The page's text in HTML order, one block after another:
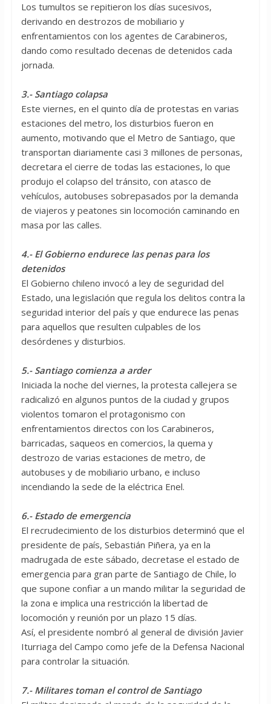
Los tumultos se repitieron los días sucesivos,
derivando en destrozos de mobiliario y
enfrentamientos con los agentes de Carabineros,
dando como resultado decenas de detenidos cada
jornada.
3.- Santiago colapsa
Este viernes, en el quinto día de protestas en varias
estaciones del metro, los disturbios fueron en
aumento, motivando que el Metro de Santiago, que
transportan diariamente casi 3 millones de personas,
decretara el cierre de todas las estaciones, lo que
produjo el colapso del tránsito, con atasco de
vehículos, autobuses sobrepasados por la demanda
de viajeros y peatones sin locomoción caminando en
masa por las calles.
4.- El Gobierno endurece las penas para los
detenidos
El Gobierno chileno invocó a ley de seguridad del
Estado, una legislación que regula los delitos contra la
seguridad interior del país y que endurece las penas
para aquellos que resulten culpables de los
desórdenes y disturbios.
5.- Santiago comienza a arder
Iniciada la noche del viernes, la protesta callejera se
radicalizó en algunos puntos de la ciudad y grupos
violentos tomaron el protagonismo con
enfrentamientos directos con los Carabineros,
barricadas, saqueos en comercios, la quema y
destrozo de varias estaciones de metro, de
autobuses y de mobiliario urbano, e incluso
incendiando la sede de la eléctrica Enel.
6.- Estado de emergencia
El recrudecimiento de los disturbios determinó que el
presidente de país, Sebastián Piñera, ya en la
madrugada de este sábado, decretase el estado de
emergencia para gran parte de Santiago de Chile, lo
que supone confiar a un mando militar la seguridad de
la zona e implica una restricción la libertad de
locomoción y reunión por un plazo 15 días.
Así, el presidente nombró al general de división Javier
Iturriaga del Campo como jefe de la Defensa Nacional
para controlar la situación.
7.- Militares toman el control de Santiago